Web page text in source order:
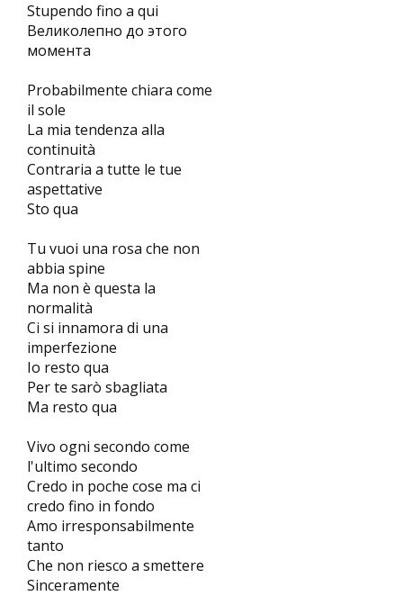
Stupendo fino a qui
Великолепно до этого
момента
Probabilmente chiara come
il sole
La mia tendenza alla
continuità
Contraria a tutte le tue
aspettative
Sto qua
Tu vuoi una rosa che non
abbia spine
Ma non è questa la
normalità
Ci si innamora di una
imperfezione
Io resto qua
Per te sarò sbagliata
Ma resto qua
Vivo ogni secondo come
l'ultimo secondo
Credo in poche cose ma ci
credo fino in fondo
Amo irresponsabilmente
tanto
Che non riesco a smettere
Sinceramente